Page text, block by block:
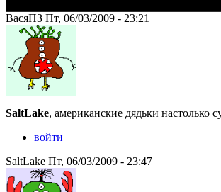
ВасяПЗ Пт, 06/03/2009 - 23:21
SaltLake, американские дядьки настолько
войти
SaltLake Пт, 06/03/2009 - 23:47